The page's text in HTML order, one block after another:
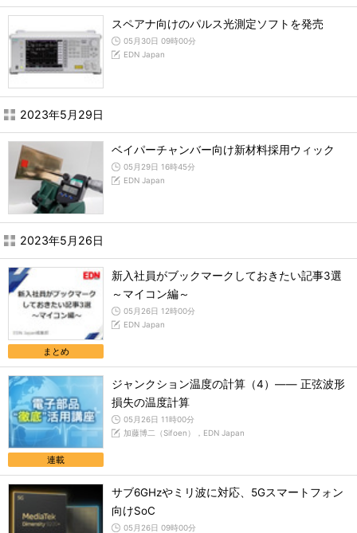
スペアナ向けのパルス光測定ソフトを発売
05月30日 09時00分
EDN Japan
2023年5月29日
ベイパーチャンバー向け新材料採用ウィック
05月29日 16時45分
EDN Japan
2023年5月26日
まとめ
新入社員がブックマークしておきたい記事3選
～マイコン編～
05月26日 12時00分
EDN Japan
連載
ジャンクション温度の計算（4）―― 正弦波形
損失の温度計算
05月26日 11時00分
加藤博二（Sifoen），EDN Japan
サブ6GHzやミリ波に対応、5Gスマートフォン
向けSoC
05月26日 09時00分